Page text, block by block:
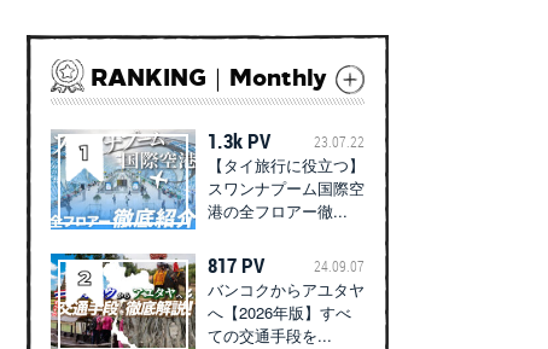
RANKING｜Monthly
1.3k PV 23.07.22
【タイ旅行に役立つ】
スワンナプーム国際空
港の全フロアー徹...
817 PV 24.09.07
バンコクからアユタヤ
へ【2026年版】すべ
ての交通手段を...